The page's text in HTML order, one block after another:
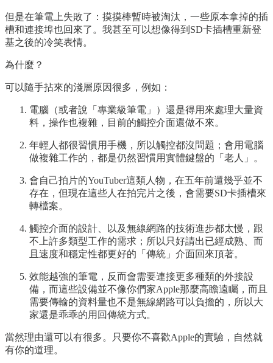
但是在筆電上失敗了：摸摸棒暫時被淘汰，一些原本拿掉的插
槽和連接埠也回來了。我甚至可以想像得到SD卡插槽重新登
基之後的冷笑表情。
為什麼？
可以隨手拈來的淺層原因很多，例如：
電腦（或者說「專業級筆電」）還是得用來處理大量資
料，操作也複雜，目前的觸控介面還做不來。
年輕人都很習慣用手機，所以觸控都沒問題；會用電腦
做複雜工作的，都是仍然習慣用實體鍵盤的「老人」。
會自己拍片的YouTuber這類人物，在五年前還幾乎並不
存在，但現在這些人在拍完片之後，會需要SD卡插槽來
轉檔案。
觸控介面的設計、以及無線網路的技術進步都太慢，跟
不上許多類型工作的需求；所以只好請出已經成熟、而
且速度和穩定性都更好的「傳統」介面回來頂著。
效能越強的筆電，反而會需要連接更多種類的外接設
備，而這些設備並不像你們家Apple那麼高瞻遠矚，而且
需要傳輸的資料量也不是無線網路可以負擔的，所以大
家還是乖乖的用回傳統方式。
當然理由還可以有很多。只要你不喜歡Apple的實驗，自然就
有你的道理。